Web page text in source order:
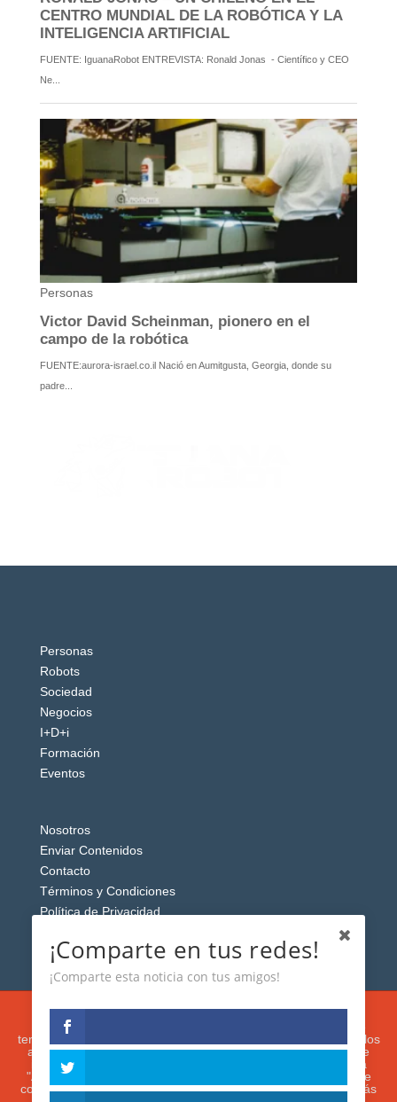
Personas
Robots
Sociedad
Negocios
I+D+i
Formación
Eventos
Nosotros
Enviar Contenidos
Contacto
Términos y Condiciones
Política de Privacidad
Esta web usa cookies analíticas y publicitarias (propias y de
terceros) para analizar el tráfico y personalizar el contenido y los
anuncios que le mostremos de acuerdo con su navegación e
intereses, buscando así mejorar su experiencia. Si presiona
"Aceptar" o continúa navegando, acepta su utilización. Puede
configurar o rechazar su uso presionando "Configuración". Más
¡Comparte en tus redes!
¡Comparte esta noticia con tus amigos!